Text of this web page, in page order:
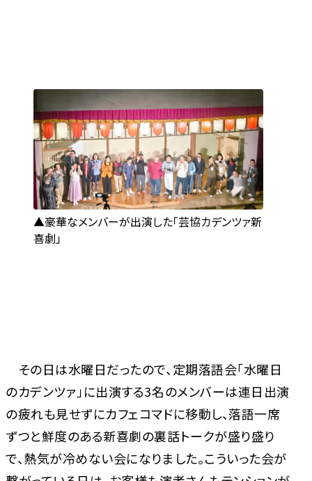
豪華なメンバーが出演した「芸協カデンツァ新
喜劇」
その日は水曜日だったので、定期落語会「水曜日
のカデンツァ」に出演する3名のメンバーは連日出演
の疲れも見せずにカフェコマドに移動し、落語一席
ずつと鮮度のある新喜劇の裏話トークが盛り盛り
で、熱気が冷めない会になりました。こういった会が